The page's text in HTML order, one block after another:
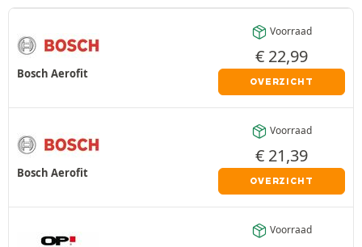
Bosch Aerofit
Voorraad
€ 22,99
OVERZICHT
Bosch Aerofit
Voorraad
€ 21,39
OVERZICHT
Voorraad